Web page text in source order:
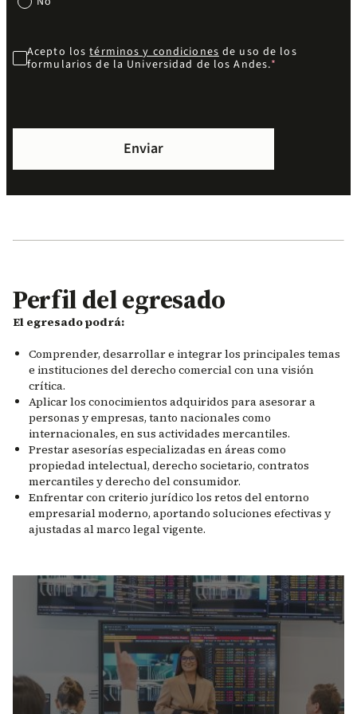
Acepto lostérminos y condiciones de uso de los
formularios de la Universidad de los Andes.
Perfil del egresado
El egresado podrá:
Comprender, desarrollar e integrar los principales temas
e instituciones del derecho comercial con una visión
crítica.
Aplicar los conocimientos adquiridos para asesorar a
personas y empresas, tanto nacionales como
internacionales, en sus actividades mercantiles.
Prestar asesorías especializadas en áreas como
propiedad intelectual, derecho societario, contratos
mercantiles y derecho del consumidor.
Enfrentar con criterio jurídico los retos del entorno
empresarial moderno, aportando soluciones efectivas y
ajustadas al marco legal vigente.